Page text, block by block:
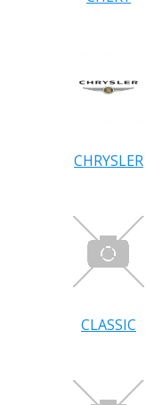
CHRYSLER
CLASSIC